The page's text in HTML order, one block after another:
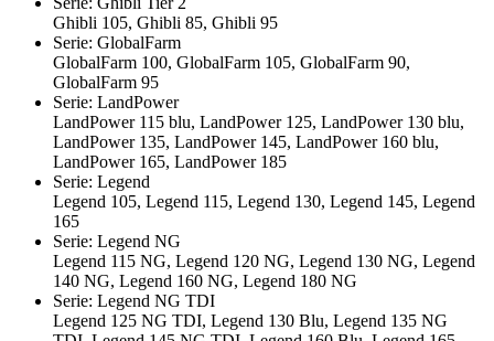
Ghibli 105, Ghibli 85, Ghibli 95
Serie: GlobalFarm
GlobalFarm 100, GlobalFarm 105, GlobalFarm 90,
GlobalFarm 95
Serie: LandPower
LandPower 115 blu, LandPower 125, LandPower 130 blu,
LandPower 135, LandPower 145, LandPower 160 blu,
LandPower 165, LandPower 185
Serie: Legend
Legend 105, Legend 115, Legend 130, Legend 145, Legend
165
Serie: Legend NG
Legend 115 NG, Legend 120 NG, Legend 130 NG, Legend
140 NG, Legend 160 NG, Legend 180 NG
Serie: Legend NG TDI
Legend 125 NG TDI, Legend 130 Blu, Legend 135 NG